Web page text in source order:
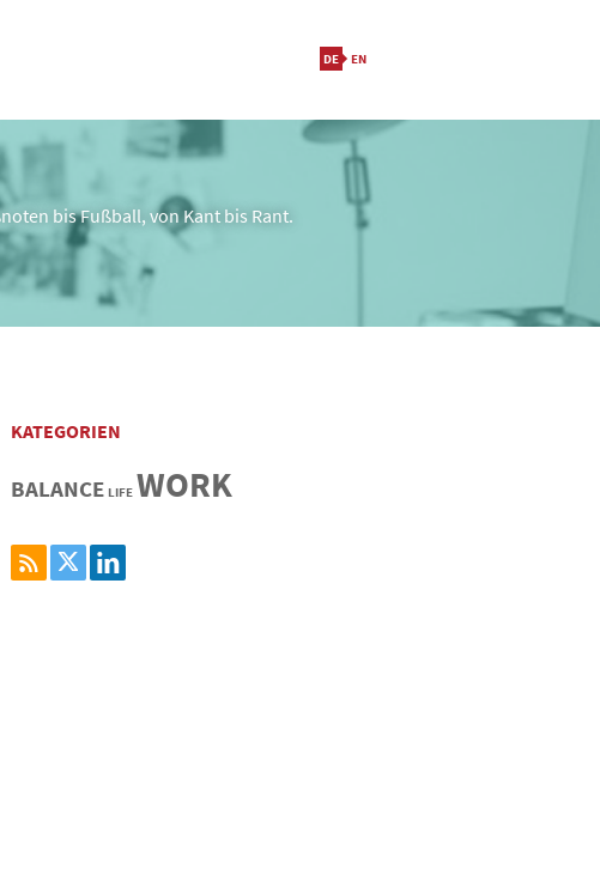
bis Fußball, von Kant bis Rant.
KATEGORIEN
BALANCE LIFE WORK